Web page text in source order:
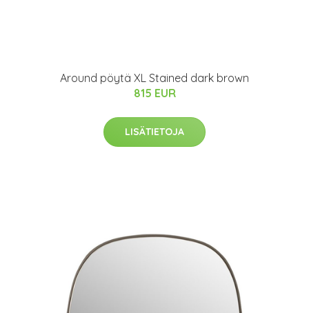
Around pöytä XL Stained dark brown
815 EUR
LISÄTIETOJA